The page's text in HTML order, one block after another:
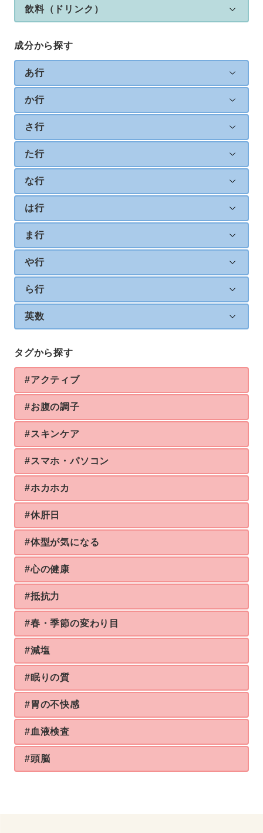
飲料（ドリンク）
成分から探す
あ行
か行
さ行
た行
な行
は行
ま行
や行
ら行
英数
タグから探す
#アクティブ
#お腹の調子
#スキンケア
#スマホ・パソコン
#ホカホカ
#休肝日
#体型が気になる
#心の健康
#抵抗力
#春・季節の変わり目
#減塩
#眠りの質
#胃の不快感
#血液検査
#頭脳